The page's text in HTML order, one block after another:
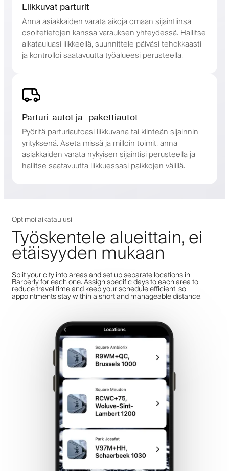
Liikkuvat parturit
Anna asiakkaiden varata aikoja omaan sijaintiinsa
osoitetietojen kanssa varauksen yhteydessä. Hallitse
aikatauluasi liikkeellä, suunnittele päiväsi tehokkaasti
ja kontrolloi saatavuutta työalueesi perusteella.
Parturi-autot ja -pakettiautot
Pyöritä parturiautoasi liikkuvana tai kiinteän sijainnin
yrityksenä. Aseta missä ja milloin toimit, anna
asiakkaiden varata nykyisen sijaintisi perusteella ja
hallitse saatavuutta liikkuessasi paikkojen välillä.
Optimoi aikataulusi
Työskentele alueittain, ei
etäisyyden mukaan
Split your city into areas and set up separate locations in
Barberly for each one. Assign specific days to each area to
reduce travel time and keep your schedule efficient, so
appointments stay within a short and manageable distance.